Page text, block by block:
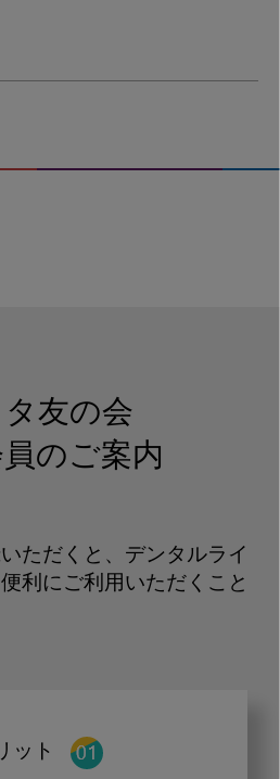
友の会
のご案内
ただくと、デンタルライ
利にご利用いただくこと
ット